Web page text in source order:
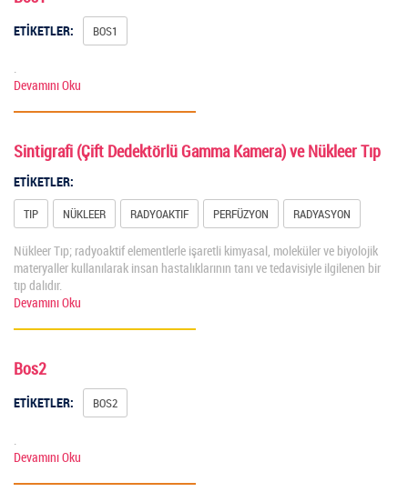
ETİKETLER: BOS1
Devamını Oku
Sintigrafi (Çift Dedektörlü Gamma Kamera) ve Nükleer Tıp
ETİKETLER:
TIP NÜKLEER RADYOAKTIF PERFÜZYON RADYASYON
Nükleer Tıp; radyoaktif elementlerle işaretli kimyasal, moleküler ve biyolojik
materyaller kullanılarak insan hastalıklarının tanı ve tedavisiyle ilgilenen bir
tıp dalıdır.
Devamını Oku
Bos2
ETİKETLER: BOS2
Devamını Oku